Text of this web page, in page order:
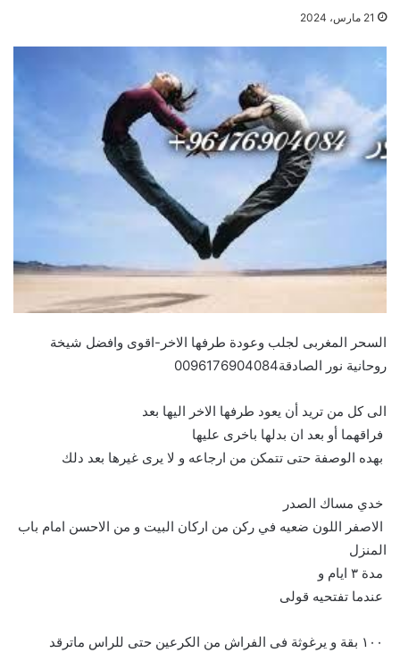
21 مارس، 2024
السحر المغربى لجلب وعودة طرفها الاخر-اقوى وافضل شيخة
روحانية نور الصادقة0096176904084
الى كل من تريد أن يعود طرفها الاخر اليها بعد
فراقهما أو بعد ان بدلها باخرى عليها
بهده الوصفة حتى تتمكن من ارجاعه و لا يرى غيرها بعد دلك
خدي مساك الصدر
الاصفر اللون ضعيه في ركن من اركان البيت و من الاحسن امام باب
المنزل
مدة ٣ ايام و
عندما تفتحيه قولى